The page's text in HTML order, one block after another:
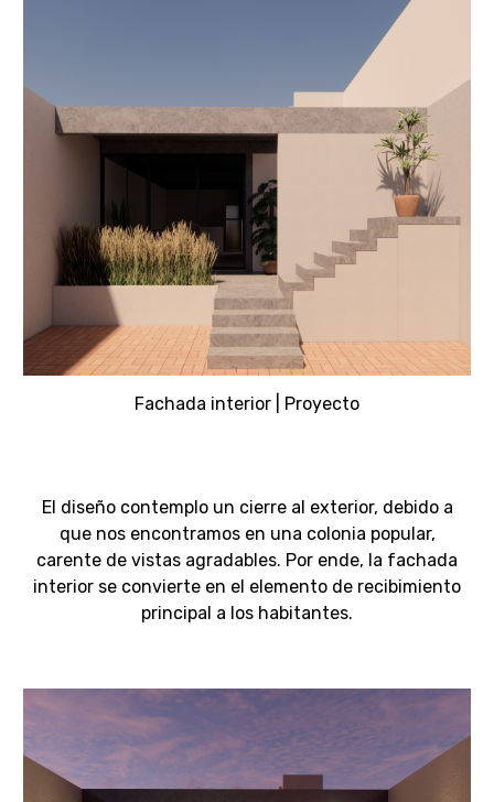
Fachada interior | Proyecto
El diseño contemplo un cierre al exterior, debido a
que nos encontramos en una colonia popular,
carente de vistas agradables. Por ende, la fachada
interior se convierte en el elemento de recibimiento
principal a los habitantes.